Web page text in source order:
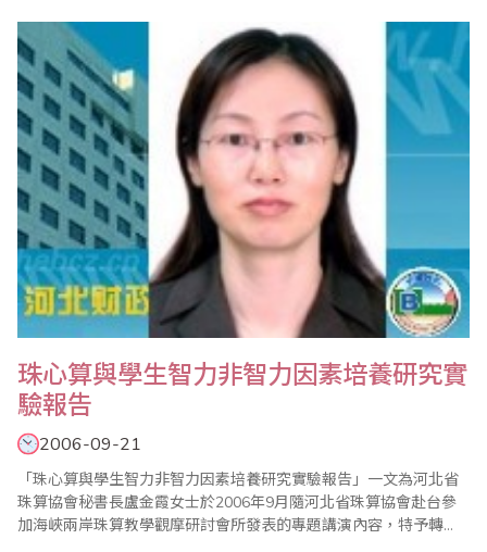
動。 ＊有具體的形象思維，頭腦可想的事..
珠心算與學生智力非智力因素培養研究實
驗報告
2006-09-21
「珠心算與學生智力非智力因素培養研究實驗報告」一文為河北省
珠算協會秘書長盧金霞女士於2006年9月隨河北省珠算協會赴台參
加海峽兩岸珠算教學觀摩研討會所發表的專題講演內容，特予轉